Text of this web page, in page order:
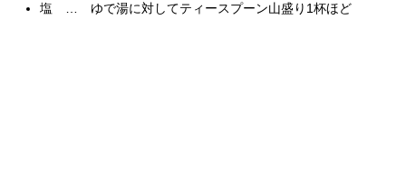
塩 … ゆで湯に対してティースプーン山盛り1杯ほど